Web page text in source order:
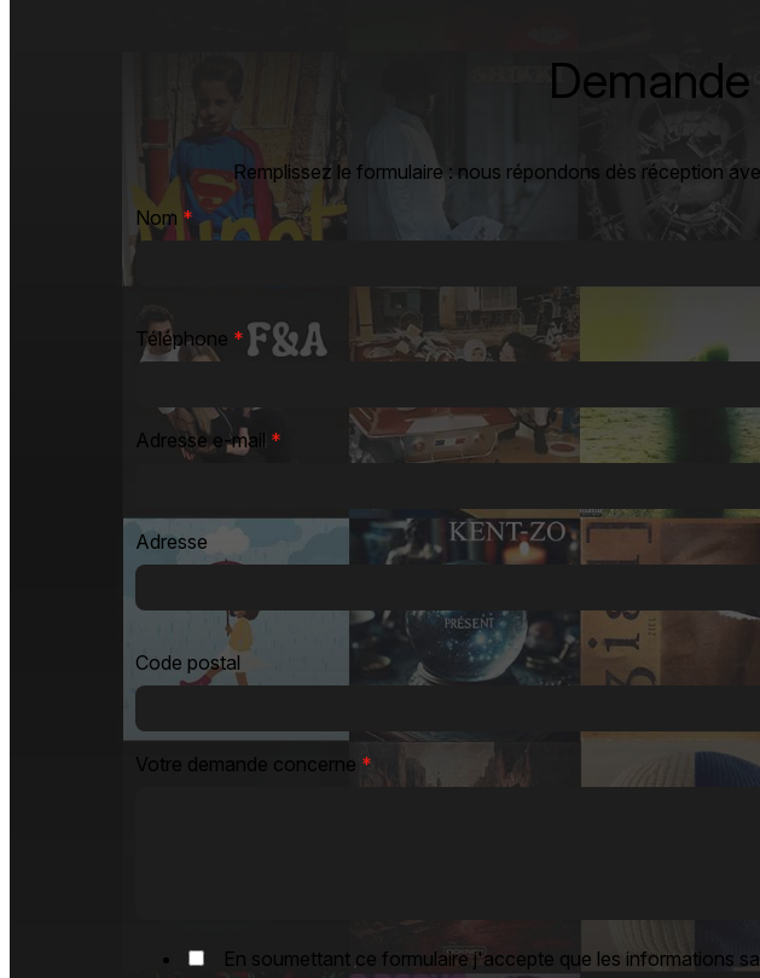
Remplissez le formulaire : nous répondons dès réception
Nom *
Téléphone *
Adresse e-mail *
Adresse
Code postal
Votre demande concerne *
En soumettant ce formulaire j'accepte que les informations